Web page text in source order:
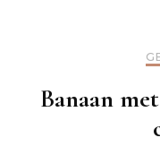
Banaan